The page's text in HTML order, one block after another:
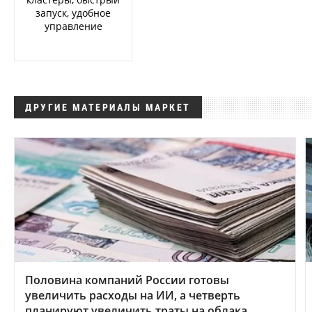
запуск, удобное
управление
ДРУГИЕ МАТЕРИАЛЫ МАРКЕТ
Половина компаний России готовы
увеличить расходы на ИИ, а четверть